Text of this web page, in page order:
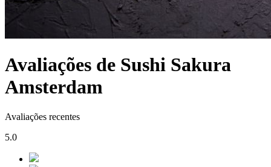
Avaliações de Sushi Sakura
Amsterdam
Avaliações recentes
5.0